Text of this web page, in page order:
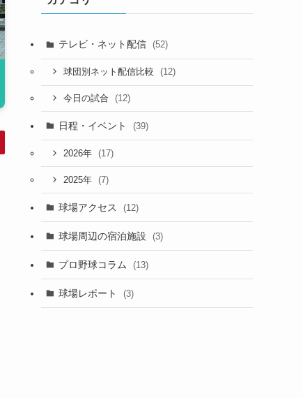
テレビ・ネット配信 (52)
球団別ネット配信比較 (12)
今日の試合 (12)
日程・イベント (39)
2026年 (17)
2025年 (7)
球場アクセス (12)
球場周辺の宿泊施設 (3)
プロ野球コラム (13)
球場レポート (3)